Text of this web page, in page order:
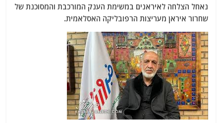
נאחל הצלחה לאיראנים במשימת הענק המורכבת והמסוכנת של
שחרור איראן מעריצות הרפובליקה האסלאמית.